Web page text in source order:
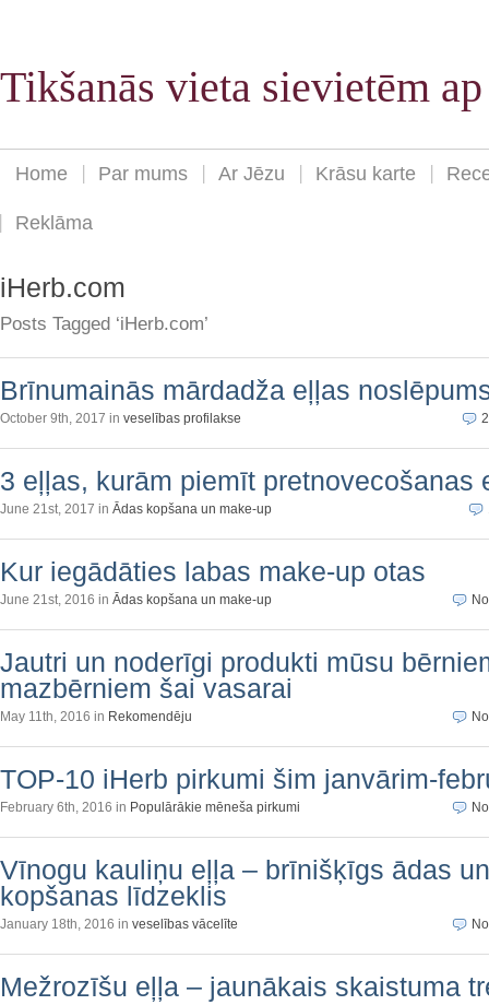
Tikšanās vieta sievietēm
Home Par mums Ar Jēzu Krāsu karte
Reklāma
iHerb.com
Posts Tagged ‘iHerb.com’
Brīnumainās mārdadža eļļas
October 9th, 2017 in veselības profilakse
3 eļļas, kurām piemīt pretnovecošanas
June 21st, 2017 in Ādas kopšana un make-up
Kur iegādāties labas make-up otas
June 21st, 2016 in Ādas kopšana un make-up
Jautri un noderīgi produkti mūsu
mazbērniem šai vasarai
May 11th, 2016 in Rekomendēju
TOP-10 iHerb pirkumi šim janvārim-
February 6th, 2016 in Populārākie mēneša pirkumi
Vīnogu kauliņu eļļa – brīnišķīgs ādas
kopšanas līdzeklis
January 18th, 2016 in veselības vācelīte
Mežrozīšu eļļa – jaunākais skaistuma